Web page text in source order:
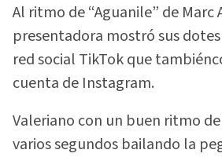
Al ritmo de “Aguanile” de Marc
presentadora mostró sus
red social TikTok que
cuenta de Instagram.
Valeriano con un buen ritmo
varios segundos bailando la